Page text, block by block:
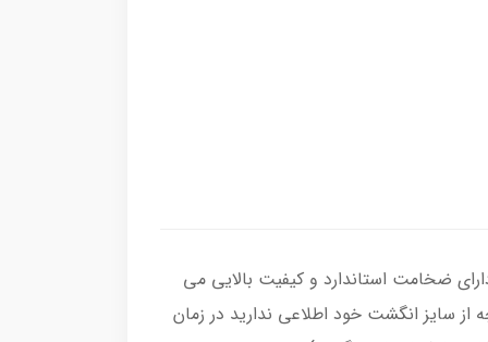
یک ، رکاب انگشتر از نقره اصل با عیار بین المللی 925 ساخته شده و دارای ضخامت استاندارد و کیفیت بالایی می‌
از سایز انگشت خود اطلاعی ندارید در زمان